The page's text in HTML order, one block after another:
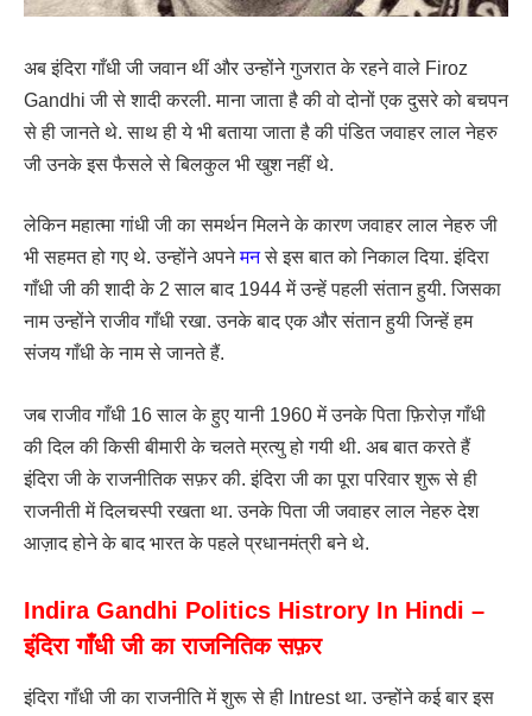
अब इंदिरा गाँधी जी जवान थीं और उन्होंने गुजरात के रहने वाले Firoz
Gandhi जी से शादी करली. माना जाता है की वो दोनों एक दुसरे को बचपन
से ही जानते थे. साथ ही ये भी बताया जाता है की पंडित जवाहर लाल नेहरु
जी उनके इस फैसले से बिलकुल भी खुश नहीं थे.
लेकिन महात्मा गांधी जी का समर्थन मिलने के कारण जवाहर लाल नेहरु जी
भी सहमत हो गए थे. उन्होंने अपनेमनसे इस बात को निकाल दिया. इंदिरा
गाँधी जी की शादी के 2 साल बाद 1944 में उन्हें पहली संतान हुयी. जिसका
नाम उन्होंने राजीव गाँधी रखा. उनके बाद एक और संतान हुयी जिन्हें हम
संजय गाँधी के नाम से जानते हैं.
जब राजीव गाँधी 16 साल के हुए यानी 1960 में उनके पिता फ़िरोज़ गाँधी
की दिल की किसी बीमारी के चलते म्रत्यु हो गयी थी. अब बात करते हैं
इंदिरा जी के राजनीतिक सफ़र की. इंदिरा जी का पूरा परिवार शुरू से ही
राजनीती में दिलचस्पी रखता था. उनके पिता जी जवाहर लाल नेहरु देश
आज़ाद होने के बाद भारत के पहले प्रधानमंत्री बने थे.
Indira Gandhi Politics Histrory In Hindi –
इंदिरा गाँधी जी का राजनितिक सफ़र
इंदिरा गाँधी जी का राजनीति में शुरू से ही Intrest था. उन्होंने कई बार इस